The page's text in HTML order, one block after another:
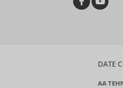
DATE
AA